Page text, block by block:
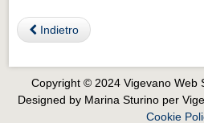
Indietro
Copyright © 2024 Vigevano Web
Designed by Marina Sturino per
Cookie